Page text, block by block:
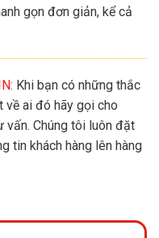
gọn đơn giản, kể cả
Khi bạn có những thắc
về ai đó hãy gọi cho
Chúng tôi luôn đặt
tin khách hàng lên hàng